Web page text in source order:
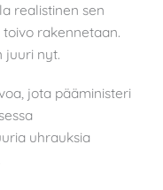
realistinen sen
rakennetaan.
juuri nyt.
jota pääministeri
uhrauksia